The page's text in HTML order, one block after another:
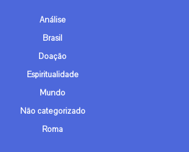
Análise
Brasil
Doação
Espiritualidade
Mundo
Não categorizado
Roma